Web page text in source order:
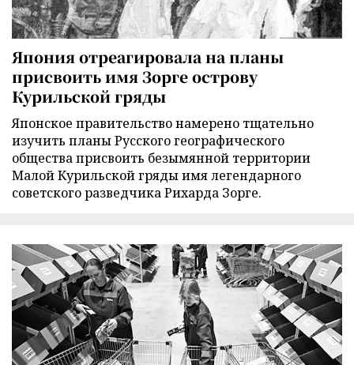
Япония отреагировала на планы
присвоить имя Зорге острову
Курильской гряды
Японское правительство намерено тщательно
изучить планы Русского географического
общества присвоить безымянной территории
Малой Курильской гряды имя легендарного
советского разведчика Рихарда Зорге.